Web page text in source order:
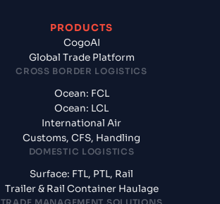
PRODUCTS
CogoAI
Global Trade Platform
CROSS BORDER LOGISTICS
Ocean: FCL
Ocean: LCL
International Air
Customs, CFS, Handling
DOMESTIC LOGISTICS
Surface: FTL, PTL, Rail
Trailer & Rail Container Haulage